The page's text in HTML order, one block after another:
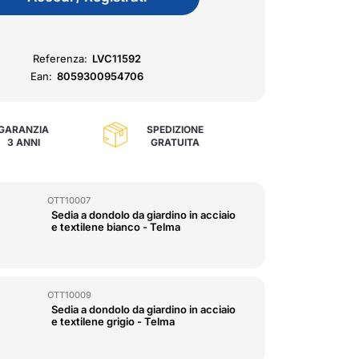
Referenza: LVC11592
Ean: 8059300954706
3 ANNI
SPEDIZIONE
GRATUITA
OTT10007
Sedia a dondolo da giardino in acciaio
e textilene bianco - Telma
OTT10009
Sedia a dondolo da giardino in acciaio
e textilene grigio - Telma